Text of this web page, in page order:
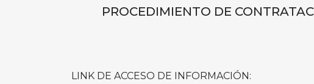
PROCEDIMIENTO DE
LINK DE ACCESO DE INFORMACIÓN: